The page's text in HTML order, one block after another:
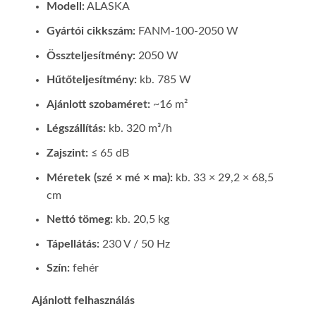
Modell:ALASKA
Gyártói cikkszám:FANM-100-2050 W
Összteljesítmény:2050 W
Hűtőteljesítmény:kb. 785 W
Ajánlott szobaméret:~16 m²
Légszállítás:kb. 320 m³/h
Zajszint:≤ 65 dB
Méretek (szé × mé × ma):kb. 33 × 29,2 × 68,5
cm
Nettó tömeg:kb. 20,5 kg
Tápellátás:230 V / 50 Hz
Szín:fehér
Ajánlott felhasználás